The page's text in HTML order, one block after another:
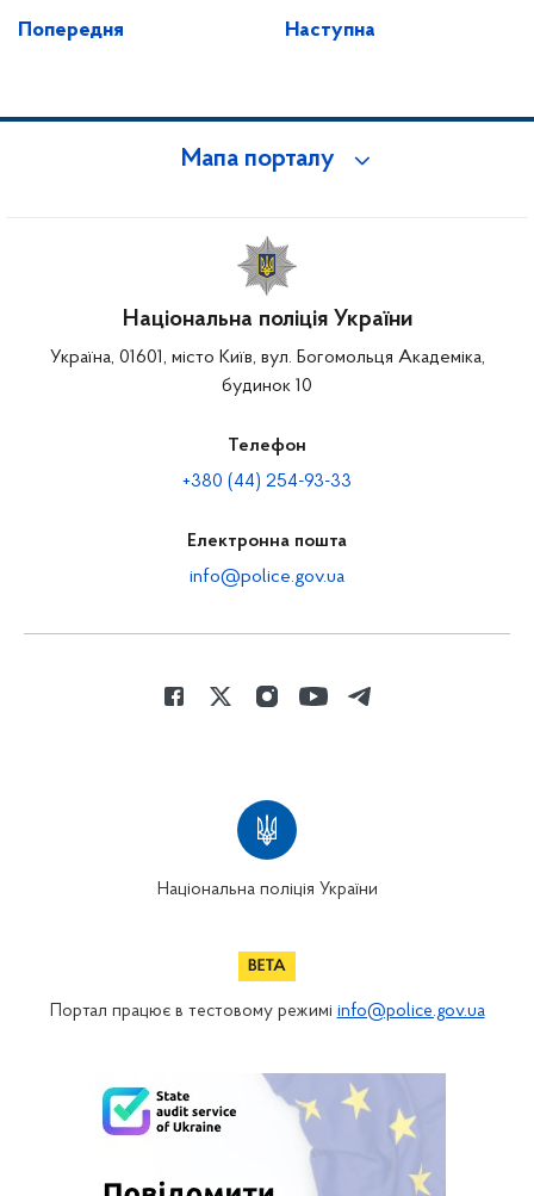
Попередня Наступна
Мапа порталу
Національна поліція України
Україна, 01601, місто Київ, вул. Богомольця Академіка,
будинок 10
Телефон
+380 (44) 254-93-33
Електронна пошта
info@police.gov.ua
Національна поліція України
Портал працює в тестовому режимі info@police.gov.ua